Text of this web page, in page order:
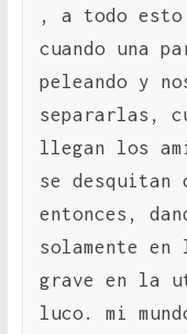
, a todo
cuando una
peleando y
separarlas,
llegan los
se desquitan
entonces,
solamente en
grave en la
luco. mi